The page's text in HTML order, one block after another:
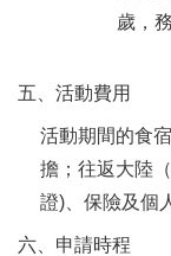
歲，
五、活動費用
活動期間的食
擔；往返大陸
證)、保險及個
六、申請時程